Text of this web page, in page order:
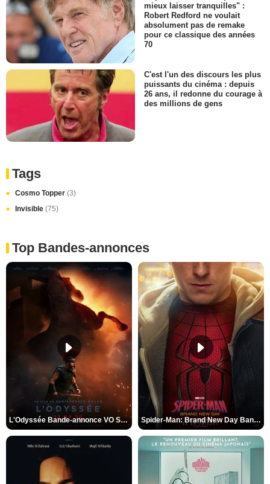
mieux laisser tranquilles" :
Robert Redford ne voulait
absolument pas de remake
pour ce classique des années
70
C'est l'un des discours les plus
puissants du cinéma : depuis
26 ans, il redonne du courage à
des millions de gens
Tags
Cosmo Topper (3)
Invisible (75)
Top Bandes-annonces
L'Odyssée Bande-annonce VO STFR Spider-Man: Brand New Day Bande-annonce VO STFR